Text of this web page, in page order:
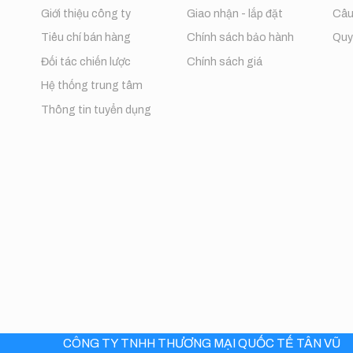
Giới thiệu công ty
Tiêu chí bán hàng
Đối tác chiến lược
Hệ thống trung tâm
Thông tin tuyển dụng
Giao nhận - lắp đặt
Chính sách bảo hành
Chính sách giá
CÔNG TY TNHH THƯƠNG MẠI QUỐC TẾ TÂN VŨ